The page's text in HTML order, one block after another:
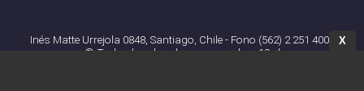
Inés Matte Urrejola 0848, Santiago, Chile - Fono (562) 2 251 4000
© Todos los derechos reservados. 13.cl
X